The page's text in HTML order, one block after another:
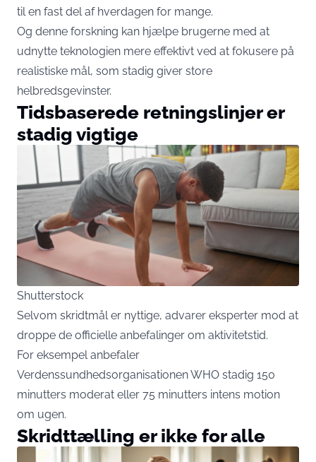
til en fast del af hverdagen for mange.
Og denne forskning kan hjælpe brugerne med at
udnytte teknologien mere effektivt ved at fokusere på
realistiske mål, som stadig giver store
helbredsgevinster.
Tidsbaserede retningslinjer er
stadig vigtige
Shutterstock
Selvom skridtmål er nyttige, advarer eksperter mod at
droppe de officielle anbefalinger om aktivitetstid.
For eksempel anbefaler
Verdenssundhedsorganisationen WHO stadig 150
minutters moderat eller 75 minutters intens motion
om ugen.
Skridttælling er ikke for alle